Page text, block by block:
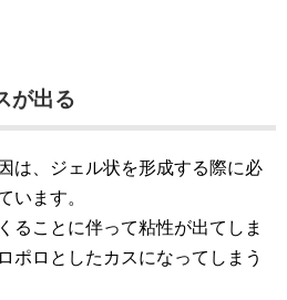
が出る
は、ジェル状を形成する際に必
います。
ることに伴って粘性が出てしま
ポロとしたカスになってしまう